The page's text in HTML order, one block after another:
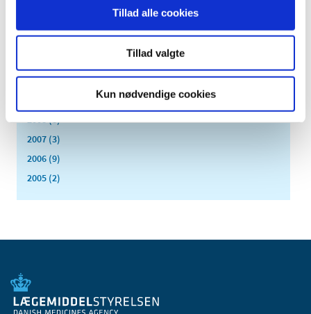
Tillad alle cookies
Tillad valgte
Kun nødvendige cookies
2010 (7)
2008 (8)
2007 (3)
2006 (9)
2005 (2)